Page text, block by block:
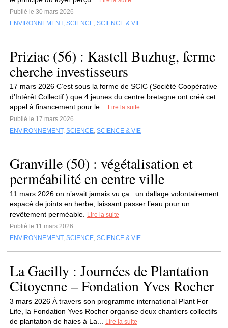
Publié le 30 mars 2026
ENVIRONNEMENT, SCIENCE, SCIENCE & VIE
Priziac (56) : Kastell Buzhug, ferme
cherche investisseurs
17 mars 2026 C’est sous la forme de SCIC (Société Coopérative
d’Intérêt Collectif ) que 4 jeunes du centre bretagne ont créé cet
appel à financement pour le...
Lire la suite
Publié le 17 mars 2026
ENVIRONNEMENT, SCIENCE, SCIENCE & VIE
Granville (50) : végétalisation et
perméabilité en centre ville
11 mars 2026 on n’avait jamais vu ça : un dallage volontairement
espacé de joints en herbe, laissant passer l’eau pour un
revêtement perméable.
Lire la suite
Publié le 11 mars 2026
ENVIRONNEMENT, SCIENCE, SCIENCE & VIE
La Gacilly : Journées de Plantation
Citoyenne – Fondation Yves Rocher
3 mars 2026 À travers son programme international Plant For
Life, la Fondation Yves Rocher organise deux chantiers collectifs
de plantation de haies à La...
Lire la suite